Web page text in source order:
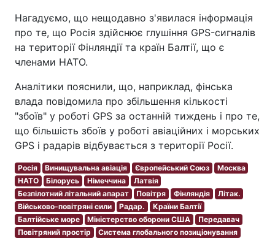
Нагадуємо, що нещодавно з'явилася інформація
про те, що Росія здійснює глушіння GPS-сигналів
на території Фінляндії та країн Балтії, що є
членами НАТО.
Аналітики пояснили, що, наприклад, фінська
влада повідомила про збільшення кількості
"збоїв" у роботі GPS за останній тиждень і про те,
що більшість збоїв у роботі авіаційних і морських
GPS і радарів відбувається з території Росії.
Росія Винищувальна авіація Європейський Союз
Москва
НАТО
Білорусь Німеччина
Латвія
Безпілотний літальний апарат
Повітря Фінляндія
Літак.
Військово-повітряні сили
Радар.
Країни Балтії
Балтійське море
Міністерство оборони США
Передавач
Повітряний простір
Система глобального позиціонування